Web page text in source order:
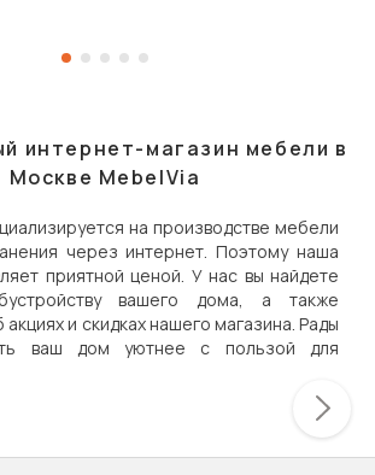
интернет-магазин мебели в
Москве MebelVia
на производстве мебели
через интернет. Поэтому наша
приятной ценой. У нас вы найдете
вашего дома, а также
и скидках нашего магазина. Рады
ваш дом уютнее с пользой для